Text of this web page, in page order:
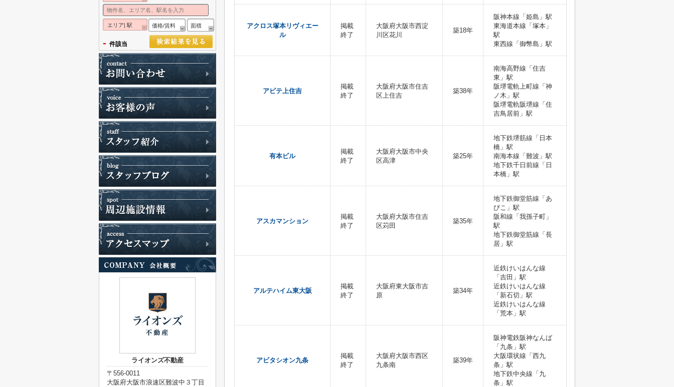
アクロス塚本リヴィエー
ル
掲載
終了
大阪府大阪市西淀
川区花川
築18年
阪神本線「姫島」駅
東海道本線「塚本」
駅
東西線「御幣島」駅
アビテ上住吉
掲載
終了
大阪府大阪市住吉
区上住吉
築38年
南海高野線「住吉
東」駅
阪堺電軌上町線「神
ノ木」駅
阪堺電軌阪堺線「住
吉鳥居前」駅
有本ビル
掲載
終了
大阪府大阪市中央
区高津
築25年
地下鉄堺筋線「日本
橋」駅
南海本線「難波」駅
地下鉄千日前線「日
本橋」駅
アスカマンション
掲載
終了
大阪府大阪市住吉
区苅田
築35年
地下鉄御堂筋線「あ
びこ」駅
阪和線「我孫子町」
駅
地下鉄御堂筋線「長
居」駅
アルテハイム東大阪
掲載
終了
大阪府東大阪市吉
原
築34年
近鉄けいはんな線
「吉田」駅
近鉄けいはんな線
「新石切」駅
近鉄けいはんな線
「荒本」駅
アビタシオン九条
掲載
終了
大阪府大阪市西区
九条南
築39年
阪神電鉄阪神なんば
「九条」駅
大阪環状線「西九
条」駅
地下鉄中央線「九
条」駅
エリア| 駅 価格/賃料 面積
- 件該当
ライオンズ不動産
〒556-0011
大阪府大阪市浪速区難波中３丁目